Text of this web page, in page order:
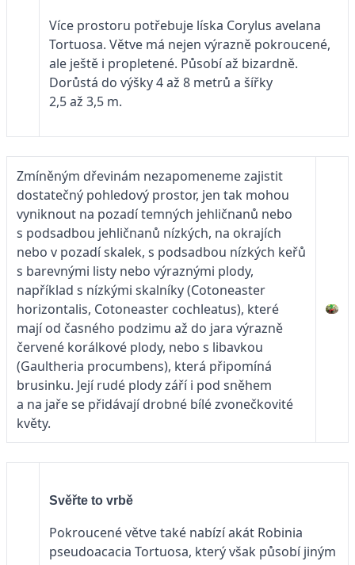
Více prostoru potřebuje líska Corylus avelana
Tortuosa. Větve má nejen výrazně pokroucené,
ale ještě i propletené. Působí až bizardně.
Dorůstá do výšky 4 až 8 metrů a šířky
2,5 až 3,5 m.
Zmíněným dřevinám nezapomeneme zajistit
dostatečný pohledový prostor, jen tak mohou
vyniknout na pozadí temných jehličnanů nebo
s podsadbou jehličnanů nízkých, na okrajích
nebo v pozadí skalek, s podsadbou nízkých keřů
s barevnými listy nebo výraznými plody,
například s nízkými skalníky (Cotoneaster
horizontalis, Cotoneaster cochleatus), které
mají od časného podzimu až do jara výrazně
červené korálkové plody, nebo s libavkou
(Gaultheria procumbens), která připomíná
brusinku. Její rudé plody září i pod sněhem
a na jaře se přidávají drobné bílé zvonečkovité
květy.
Svěřte to vrbě
Pokroucené větve také nabízí akát Robinia
pseudoacacia Tortuosa, který však působí jiným